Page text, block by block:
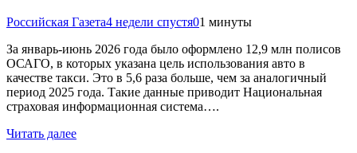
Российская Газета4 недели спустя01 минуты
За январь-июнь 2026 года было оформлено 12,9 млн полисов
ОСАГО, в которых указана цель использования авто в
качестве такси. Это в 5,6 раза больше, чем за аналогичный
период 2025 года. Такие данные приводит Национальная
страховая информационная система….
Читать далее